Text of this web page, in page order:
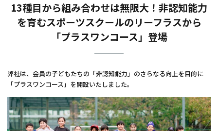
13種目から組み合わせは無限大！非認知能力
を育むスポーツスクールのリーフラスから
「プラスワンコース」登場
弊社は、会員の子どもたちの「非認知能力」のさらなる向上を目的に
「プラスワンコース」を開設いたしました。